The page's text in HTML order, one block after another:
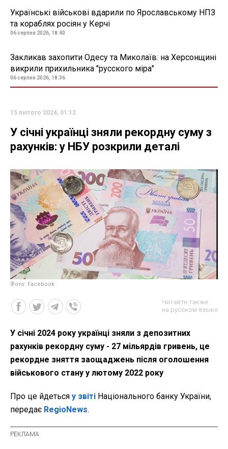
Українські військові вдарили по Ярославському НПЗ
та кораблях росіян у Керчі
06 серпня 2026, 18:40
Закликав захопити Одесу та Миколаїв: на Херсонщині
викрили прихильника "русского міра"
06 серпня 2026, 18:36
15 лютого 2024, 01:12
У січні українці зняли рекордну суму з
рахунків: у НБУ розкрили деталі
Фото: Facebook
Читайте также
на русском языке
У січні 2024 року українці зняли з депозитних
рахунків рекордну суму - 27 мільярдів гривень, це
рекордне зняття заощаджень після оголошення
військового стану у лютому 2022 року
Про це йдеться у звіті Національного банку України,
передає RegioNews.